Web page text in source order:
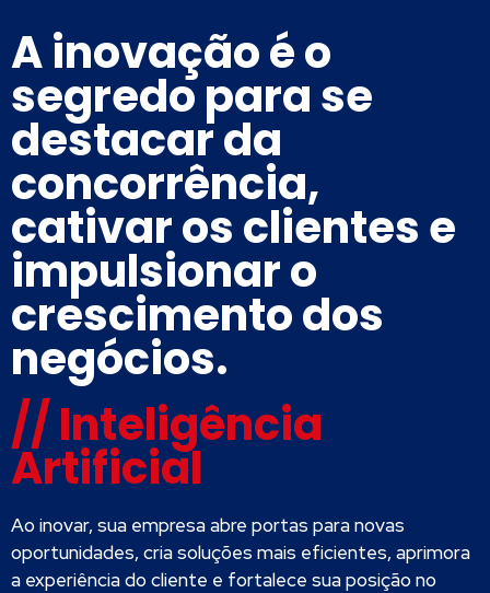
A inovação é o
segredo para se
destacar da
concorrência,
cativar os clientes e
impulsionar o
crescimento dos
negócios.
// Inteligência
Artificial
Ao inovar, sua empresa abre portas para novas
oportunidades, cria soluções mais eficientes, aprimora
a experiência do cliente e fortalece sua posição no